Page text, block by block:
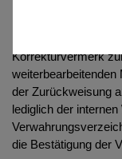
Ist eine Änderung
Korrekturvermerk
weiterbearbeitenden
der Zurückweisung
lediglich der
die Bestätigung der